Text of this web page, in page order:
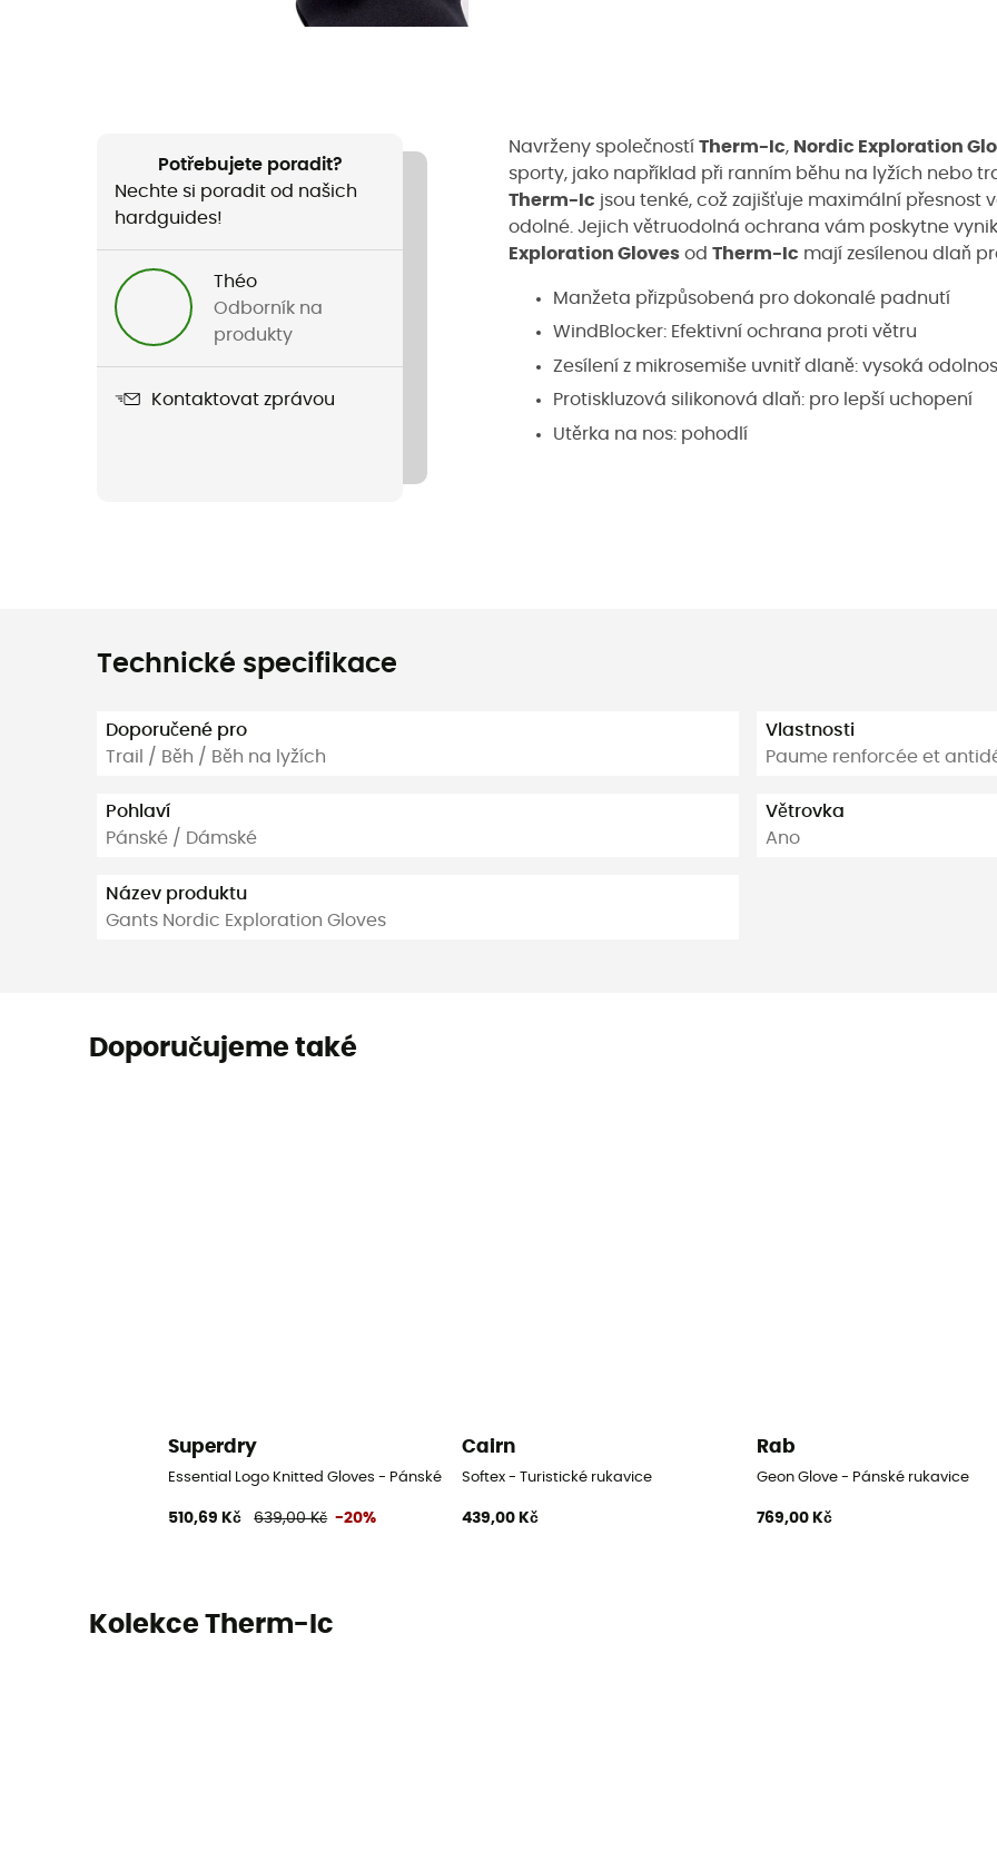
Potřebujete poradit?
Nechte si poradit od našich
hardguides!
Théo
Odborník na
produkty
Kontaktovat zprávou
Navrženy společností Therm-Ic, Nordic Exploration
sporty, jako například při ranním běhu na lyžích nebo
Therm-Ic jsou tenké, což zajišťuje maximální přesnost
odolné. Jejich větruodolná ochrana vám poskytne
Exploration Gloves od Therm-Ic mají zesílenou dlaň
Manžeta přizpůsobená pro dokonalé padnutí
WindBlocker: Efektivní ochrana proti větru
Zesílení z mikrosemiše uvnitř dlaně: vysoká
Protiskluzová silikonová dlaň: pro lepší uchopení
Utěrka na nos: pohodlí
Technické specifikace
Doporučené pro
Trail / Běh / Běh na lyžích
Pohlaví
Pánské / Dámské
Název produktu
Gants Nordic Exploration Gloves
Vlastnosti
Paume renforcée et
Větrovka
Ano
Doporučujeme také
Superdry
Essential Logo Knitted Gloves - Pánské rukavice
510,69 Kč 639,00 Kč -20%
Cairn
Softex - Turistické rukavice
439,00 Kč
Rab
Geon Glove - Pánské rukavice
769,00 Kč
Kolekce Therm-Ic